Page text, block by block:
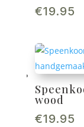
€19.95
wood
€19.95